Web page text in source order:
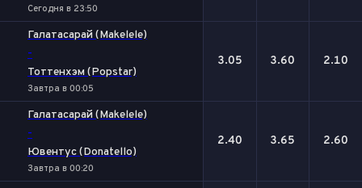
Сегодня в 23:50
Галатасарай (Makelele)
-
Тоттенхэм (Popstar)
Завтра в 00:05
3.05 3.60 2.10
Галатасарай (Makelele)
-
Ювентус (Donatello)
Завтра в 00:20
2.40 3.65 2.60